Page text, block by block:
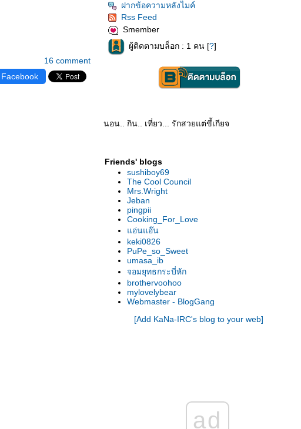
16 comment
ฝากข้อความหลังไมค์
Rss Feed
Smember
ผู้ติดตามบล็อก : 1 คน [?]
นอน.. กิน.. เที่ยว... รักสวยแต่ขี้เกียจ
Friends' blogs
sushiboy69
The Cool Council
Mrs.Wright
Jeban
pingpii
Cooking_For_Love
อ่นแอ๊น
keki0826
PuPe_so_Sweet
umasa_ib
จอมยุทธกระบี่หัก
brothervoohoo
mylovelybear
Webmaster - BlogGang
[Add KaNa-IRC's blog to your web]
ad